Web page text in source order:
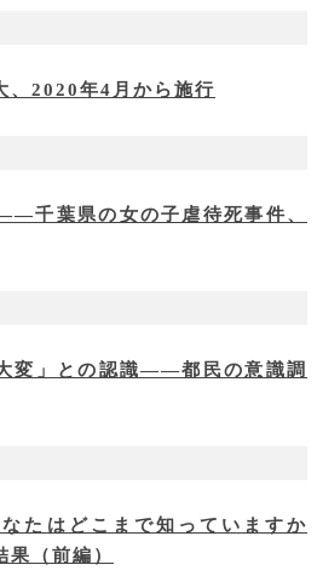
、2020年4月から施行
千葉県の女の子虐待死事件、
変」との認識――都民の意識調
たはどこまで知っていますか
（前編）